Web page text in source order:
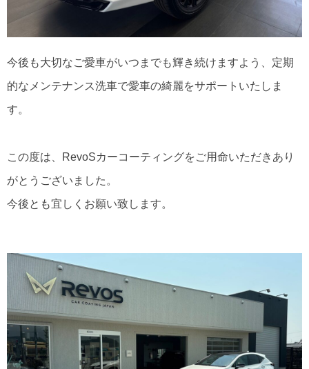
今後も大切なご愛車がいつまでも輝き続けますよう、定期
的なメンテナンス洗車で愛車の綺麗をサポートいたしま
す。
この度は、RevoSカーコーティングをご用命いただきあり
がとうございました。
今後とも宜しくお願い致します。